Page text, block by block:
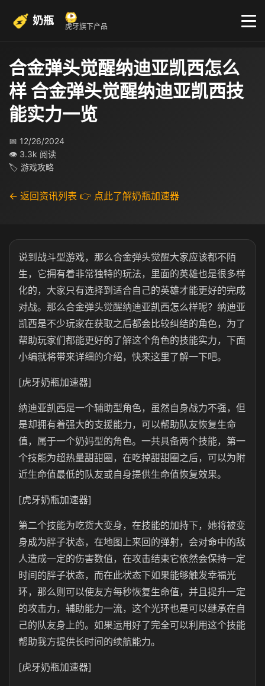
奶瓶 虎牙旗下产品
合金弹头觉醒纳迪亚凯西怎么
样 合金弹头觉醒纳迪亚凯西技
能实力一览
📅 12/26/2024
👁 3.3k 阅读
🏷 游戏攻略
← 返回资讯列表 👉 点此了解奶瓶加速器
说到战斗型游戏，那么合金弹头觉醒大家应该都不陌
生，它拥有着非常独特的玩法，里面的英雄也是很多样
化的，大家只有选择到适合自己的英雄才能更好的完成
对战。那么合金弹头觉醒纳迪亚凯西怎么样呢？纳迪亚
凯西是不少玩家在获取之后都会比较纠结的角色，为了
帮助玩家们都能更好的了解这个角色的技能实力，下面
小编就将带来详细的介绍，快来这里了解一下吧。
[虎牙奶瓶加速器]
纳迪亚凯西是一个辅助型角色，虽然自身战力不强，但
是却拥有着强大的支援能力，可以帮助队友恢复生命
值，属于一个奶妈型的角色。一共具备两个技能，第一
个技能为超热量甜甜圈，在吃掉甜甜圈之后，可以为附
近生命值最低的队友或自身提供生命值恢复效果。
[虎牙奶瓶加速器]
第二个技能为吃货大变身，在技能的加持下，她将被变
身成为胖子状态，在地图上来回的弹射，会对命中的敌
人造成一定的伤害数值，在攻击结束它依然会保持一定
时间的胖子状态，而在此状态下如果能够触发幸福光
环，那么则可以使友方每秒恢复生命值，并且提升一定
的攻击力，辅助能力一流，这个光环也是可以继承在自
己的队友身上的。如果运用好了完全可以利用这个技能
帮助我方提供长时间的续航能力。
[虎牙奶瓶加速器]